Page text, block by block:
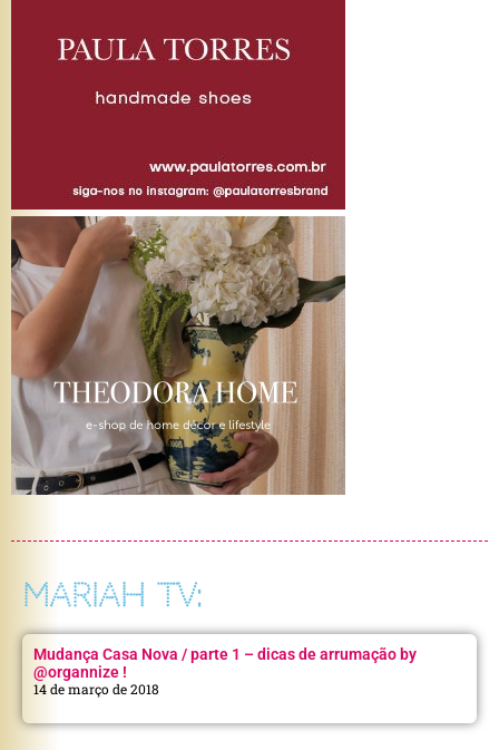
MARIAH TV:
Mudança Casa Nova / parte 1 – dicas de arrumação by
@organnize !
14 de março de 2018